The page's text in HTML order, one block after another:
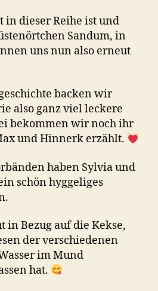
in dieser Reihe ist und
Sandum, in
uns nun also erneut
backen wir
also ganz viel leckere
bekommen wir noch ihr
und Hinnerk erzählt.
haben Sylvia und
schön hyggeliges
in Bezug auf die Kekse,
der verschiedenen
im Mund
hat.